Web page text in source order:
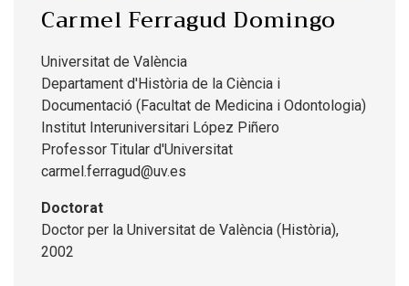
Carmel Ferragud Domingo
Universitat de València
Departament d'Història de la Ciència i
Documentació (Facultat de Medicina i Odontologia)
Institut Interuniversitari López Piñero
Professor Titular d'Universitat
carmel.ferragud@uv.es
Doctorat
Doctor per la Universitat de València (Història),
2002